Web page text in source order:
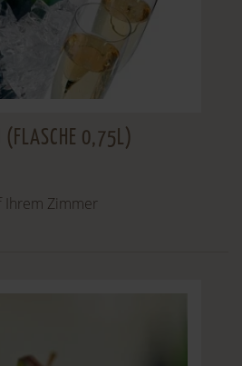
(FLASCHE 0,75L)
Ihrem Zimmer